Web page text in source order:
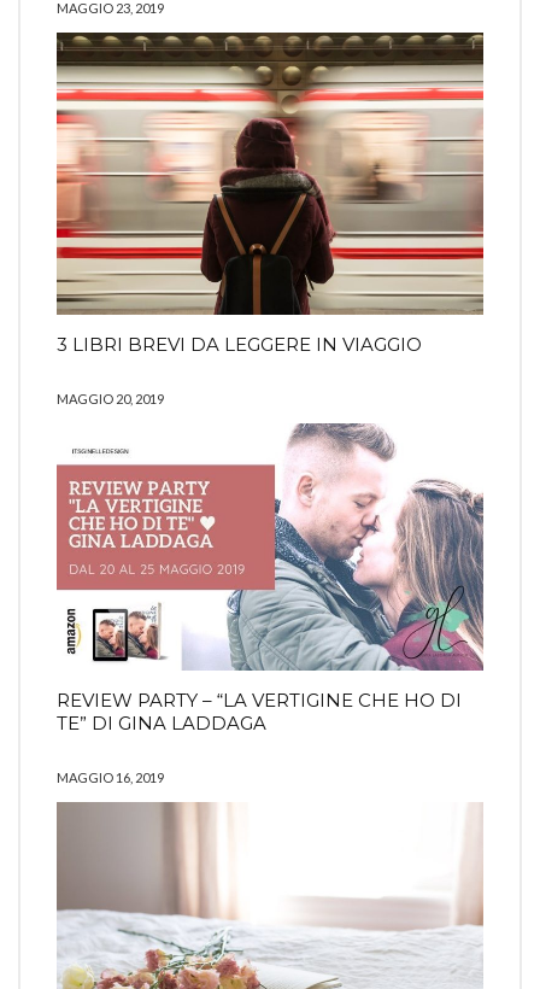
MAGGIO 23, 2019
3 LIBRI BREVI DA LEGGERE IN VIAGGIO
MAGGIO 20, 2019
REVIEW PARTY – “LA VERTIGINE CHE HO DI
TE” DI GINA LADDAGA
MAGGIO 16, 2019